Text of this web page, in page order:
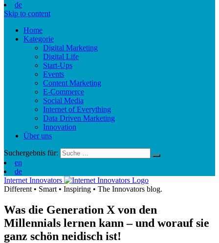
de
Skip to content
Home
Kategorie
Digital Marketing
Digital Life
Start-Ups
Events
Content Marketing
E-Commerce
Social Media
Internet of Everything
Data Driven Marketing
Innovation
Über uns
Suchergebnis für:
en
de
Internet Innovators
Different • Smart • Inspiring • The Innovators blog.
Was die Generation X von den
Millennials lernen kann – und worauf sie
ganz schön neidisch ist!